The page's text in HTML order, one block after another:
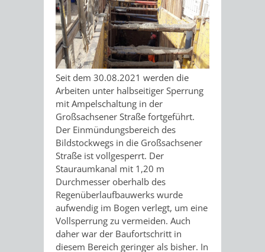
JULI
22
2
0
SANIERUNG
SPORTHALLE
DBS
SCHULZENTRUM
WESTSTADT
SANIERUNG-
UND
UMBAUMASSNAHME S
CHLOSS
ALLGEMEINE
INFORMATIONEN
ÜBER
BEBAUUNGSPLÄNE
AKTUELLE
BEBAUUNGSPLAN-
VERFAHREN
BEBAUUNGSPLÄNE
KERNSTADT
BEBAUUNGSPLÄNE
ORTSTEILE
UND
NUTZUNGSKONZEPTE
EINZELHANDELSKONZEPT
MOBILFUNKKONZEPT
LÄRMAKTIONSPLAN
STADTERNEUERUNG/-
SANIERUNG
SANIERUNG
WESTLICH
HAUPTBAHNHOF
SANIERUNGSGEBIET
HILDEBRANDSCHE
MÜHLE
ÜBER
UNS
INNENSTADTAKTIONEN
WEINHEIMER
FRÜHLING
WEINHEIMER
HERBST
FLOHMARKT
LIVE“
WOCHENMARKT
GROOVE
Seit dem 30.08.2021 werden die
Arbeiten unter halbseitiger Sperrung
mit Ampelschaltung in der
Großsachsener Straße fortgeführt.
Der Einmündungsbereich des
Bildstockwegs in die Großsachsener
Straße ist vollgesperrt. Der
Stauraumkanal mit 1,20 m
Durchmesser oberhalb des
Regenüberlaufbauwerks wurde
aufwendig im Bogen verlegt, um eine
Vollsperrung zu vermeiden. Auch
daher war der Baufortschritt in
diesem Bereich geringer als bisher. In